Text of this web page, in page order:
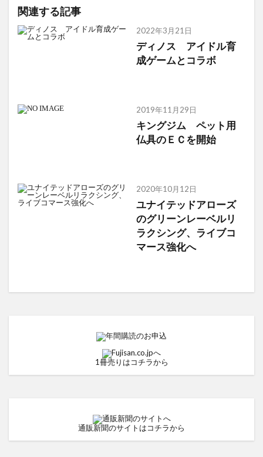
関連する記事
2022年3月21日
ディノス アイドル育
成ゲームとコラボ
2019年11月29日
キングジム ペット用
仏具のＥＣを開始
2020年10月12日
ユナイテッドアローズ
のグリーンレーベルリ
ラクシング、ライブコ
マース強化へ
1冊売りはコチラから
通販新聞のサイトはコチラから